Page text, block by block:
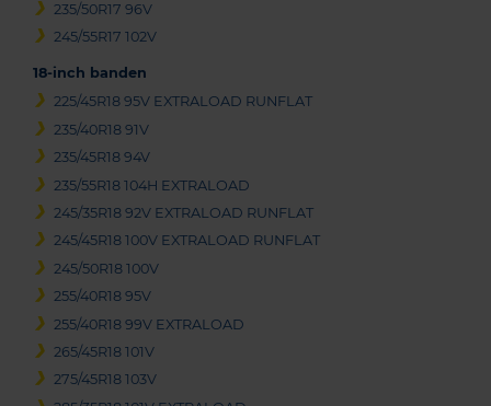
235/50R17 96V
245/55R17 102V
18-inch banden
225/45R18 95V EXTRALOAD RUNFLAT
235/40R18 91V
235/45R18 94V
235/55R18 104H EXTRALOAD
245/35R18 92V EXTRALOAD RUNFLAT
245/45R18 100V EXTRALOAD RUNFLAT
245/50R18 100V
255/40R18 95V
255/40R18 99V EXTRALOAD
265/45R18 101V
275/45R18 103V